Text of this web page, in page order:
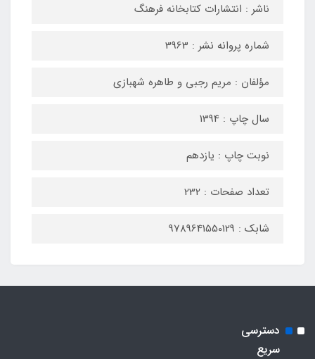
ناشر : انتشارات کتابخانه فرهنگ
شماره پروانه نشر : 3963
مؤلفان : مریم رجبی و طاهره شهبازی
سال چاپ : 1394
نوبت چاپ : یازدهم
تعداد صفحات : 232
شابک : 9789641550129
دسترسی
سریع